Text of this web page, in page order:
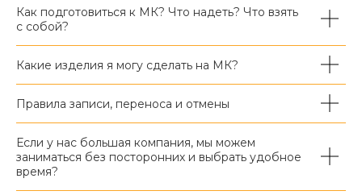
Как подготовиться к МК? Что надеть? Что взять
с собой?
Какие изделия я могу сделать на МК?
Правила записи, переноса и отмены
Если у нас большая компания, мы можем
заниматься без посторонних и выбрать удобное
время?